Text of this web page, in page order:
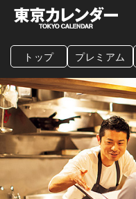
トップ プレミアム